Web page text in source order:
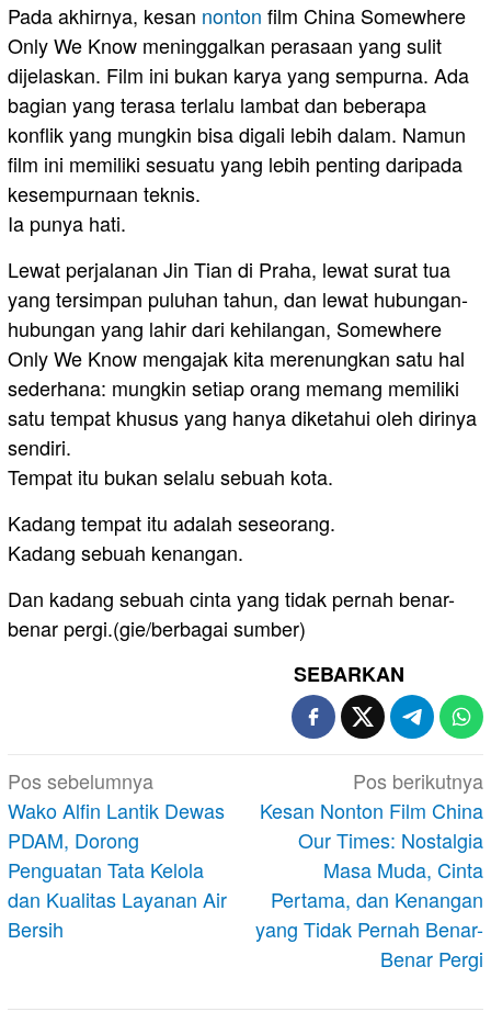
Pada akhirnya, kesan nonton film China Somewhere
Only We Know meninggalkan perasaan yang sulit
dijelaskan. Film ini bukan karya yang sempurna. Ada
bagian yang terasa terlalu lambat dan beberapa
konflik yang mungkin bisa digali lebih dalam. Namun
film ini memiliki sesuatu yang lebih penting daripada
kesempurnaan teknis.
Ia punya hati.
Lewat perjalanan Jin Tian di Praha, lewat surat tua
yang tersimpan puluhan tahun, dan lewat hubungan-
hubungan yang lahir dari kehilangan, Somewhere
Only We Know mengajak kita merenungkan satu hal
sederhana: mungkin setiap orang memang memiliki
satu tempat khusus yang hanya diketahui oleh dirinya
sendiri.
Tempat itu bukan selalu sebuah kota.
Kadang tempat itu adalah seseorang.
Kadang sebuah kenangan.
Dan kadang sebuah cinta yang tidak pernah benar-
benar pergi.(gie/berbagai sumber)
SEBARKAN
Navigasi
pos
Pos sebelumnya
Wako Alfin Lantik Dewas
PDAM, Dorong
Penguatan Tata Kelola
dan Kualitas Layanan Air
Bersih
Pos berikutnya
Kesan Nonton Film China
Our Times: Nostalgia
Masa Muda, Cinta
Pertama, dan Kenangan
yang Tidak Pernah Benar-
Benar Pergi